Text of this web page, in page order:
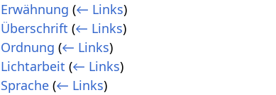
Erwähnung (← Links)
Überschrift (← Links)
Ordnung (← Links)
Lichtarbeit (← Links)
Sprache (← Links)